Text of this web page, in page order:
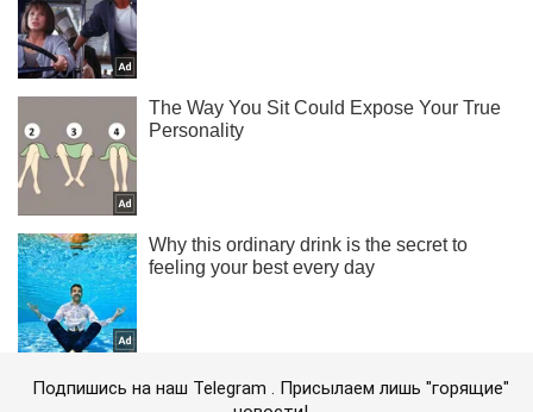
Подпишись на наш Telegram . Присылаем лишь "горящие"